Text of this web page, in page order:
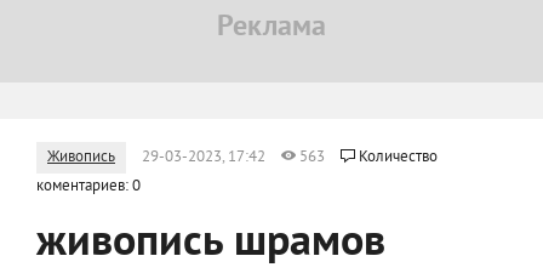
Живопись 29-03-2023, 17:42 563
Количество
коментариев: 0
живопись шрамов